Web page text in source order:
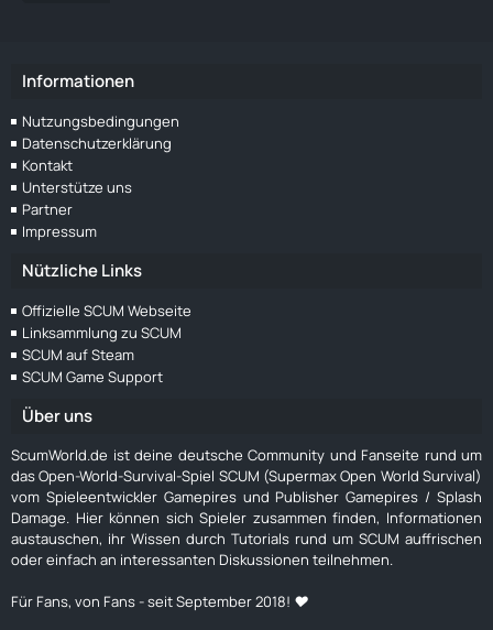
Informationen
Nutzungsbedingungen
Datenschutzerklärung
Kontakt
Unterstütze uns
Partner
Impressum
Nützliche Links
Offizielle SCUM Webseite
Linksammlung zu SCUM
SCUM auf Steam
SCUM Game Support
Über uns
ScumWorld.de ist deine deutsche Community und Fanseite rund um
das Open-World-Survival-Spiel SCUM (Supermax Open World Survival)
vom Spieleentwickler Gamepires und Publisher Gamepires / Splash
Damage. Hier können sich Spieler zusammen finden, Informationen
austauschen, ihr Wissen durch Tutorials rund um SCUM auffrischen
oder einfach an interessanten Diskussionen teilnehmen.
Für Fans, von Fans - seit September 2018! ❤️